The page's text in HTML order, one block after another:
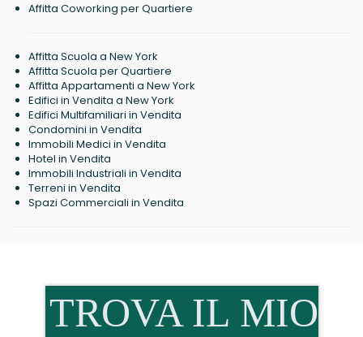
Affitta Coworking per Quartiere
Affitta Scuola a New York
Affitta Scuola per Quartiere
Affitta Appartamenti a New York
Edifici in Vendita a New York
Edifici Multifamiliari in Vendita
Condomini in Vendita
Immobili Medici in Vendita
Hotel in Vendita
Immobili Industriali in Vendita
Terreni in Vendita
Spazi Commerciali in Vendita
TROVA IL MIO